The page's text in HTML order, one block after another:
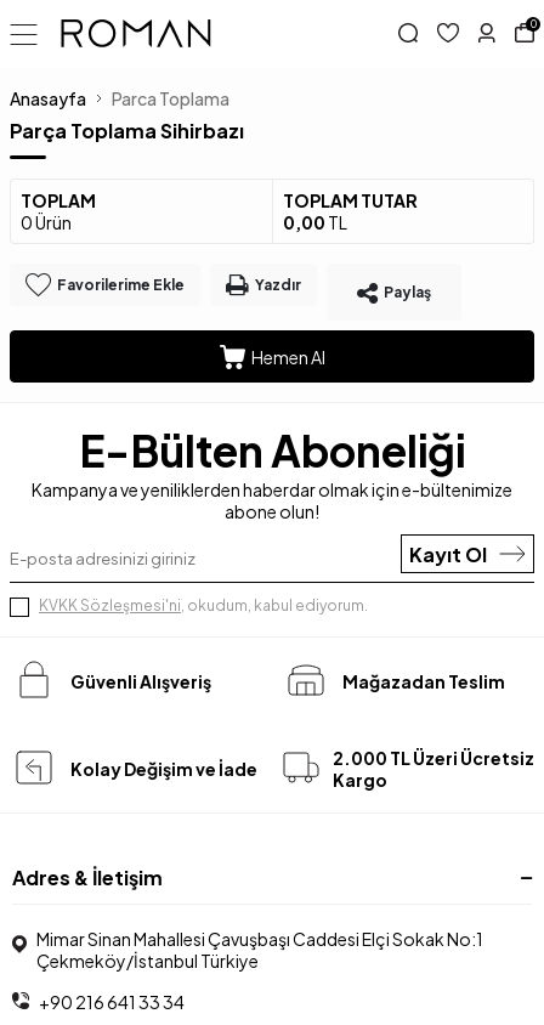
0
Anasayfa Parca Toplama
Parça Toplama Sihirbazı
TOPLAM
0Ürün
TOPLAM TUTAR
0,00 TL
Favorilerime Ekle Yazdır Paylaş
Hemen Al
E-Bülten Aboneliği
Kampanya ve yeniliklerden haberdar olmak için e-bültenimize
abone olun!
Kayıt Ol
KVKK Sözleşmesi'ni, okudum, kabul ediyorum.
Güvenli Alışveriş Mağazadan Teslim
Kolay Değişim ve İade
2.000 TL Üzeri Ücretsiz
Kargo
Adres & İletişim
Mimar Sinan Mahallesi Çavuşbaşı Caddesi Elçi Sokak No:1
Çekmeköy/İstanbul Türkiye
+90 216 641 33 34